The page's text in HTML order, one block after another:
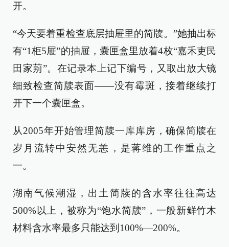
开。
“今天要着重检查底层抽屉里的简牍。”她抽出标
有“1柜5屉”的抽屉，囊匣盒里放着4枚“嘉禾吏民
田家莂”。在记录本上记下编号，又取出放大镜
细致检查简牍表面——没有霉斑，接着继续打
开下一个囊匣盒。
从2005年开始管理简牍一库库房，确保简牍在
岁月流转中安然无恙，是蒋维的工作重点之
一。
湖南气候潮湿，出土简牍的含水率往往高达
500%以上，被称为“饱水简牍”，一般新鲜竹木
材料含水率最多只能达到100%—200%。